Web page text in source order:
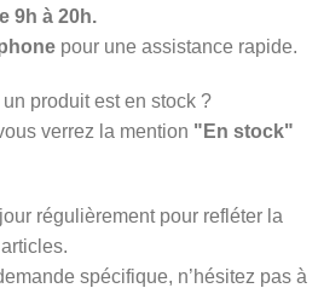
9h à 20h.
pour une assistance rapide.
produit est en stock ?
verrez la mention "En stock"
régulièrement pour refléter la
spécifique, n’hésitez pas à